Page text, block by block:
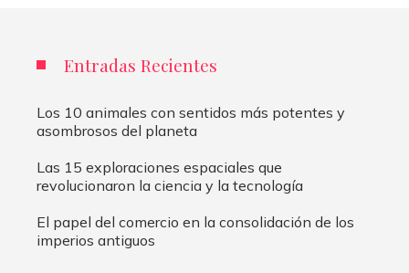
Entradas Recientes
Los 10 animales con sentidos más potentes y
asombrosos del planeta
Las 15 exploraciones espaciales que
revolucionaron la ciencia y la tecnología
El papel del comercio en la consolidación de los
imperios antiguos